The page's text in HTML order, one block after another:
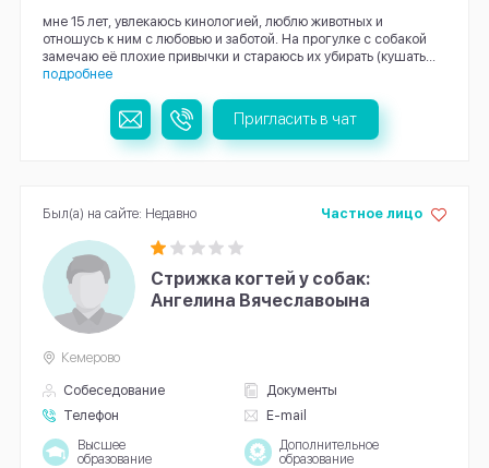
мне 15 лет, увлекаюсь кинологией, люблю животных и
отношусь к ним с любовью и заботой. На прогулке с собакой
замечаю её плохие привычки и стараюсь их убирать (кушать...
подробнее
Пригласить в чат
Стрижка когтей у собак:
Ангелина Вячеславоына
Собеседование
Документы
Телефон
E-mail
Частное лицо
Кемерово
Высшее
образование
Дополнительное
образование
Был(а) на сайте: Недавно